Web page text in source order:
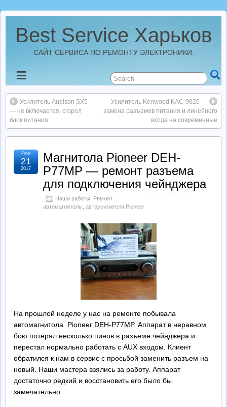
Best Service Харьков
САЙТ СЕРВИСА ПО РЕМОНТУ ЭЛЕКТРОНИКИ.
Новости
Best Service Харьков
Ремонт Автомагнитол
Ремонт StarLine
Усилитель Audison SX5
— не включается, сгорел
блок питания
Усилитель Kenwood KAC-9020 —
замена разъемов питания и линейного
входа на современные
Магнитола Pioneer DEH-
P77MP — ремонт разъема
для подключения чейнджера
Наши работы
Ремонт
автомагнитолы, автоусилителя Pioneer
Июн
21
2017
На прошлой неделе у нас на ремонте побывала
автомагнитола Pioneer DEH-P77MP. Аппарат в неравном
бою потерял несколько пинов в разъеме чейнджера и
перестал нормально работать с AUX входом. Клиент
обратился к нам в сервис с просьбой заменить разъем на
новый. Наши мастера взялись за работу. Аппарат
достаточно редкий и восстановить его было бы
замечательно.